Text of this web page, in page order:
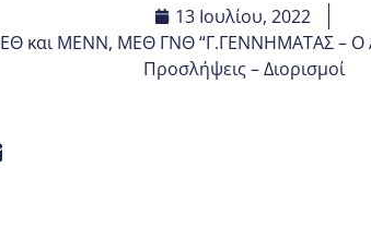
13 Ιουλίου, 2022
και ΜΕΝΝ, ΜΕΘ ΓΝΘ “Γ.ΓΕΝΝΗΜΑΤΑΣ – Ο
Προσλήψεις – Διορισμοί